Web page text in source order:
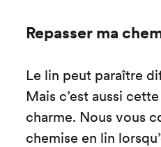
Repasser ma
Le lin peut paraître
Mais c’est aussi
charme. Nous vous
chemise en lin